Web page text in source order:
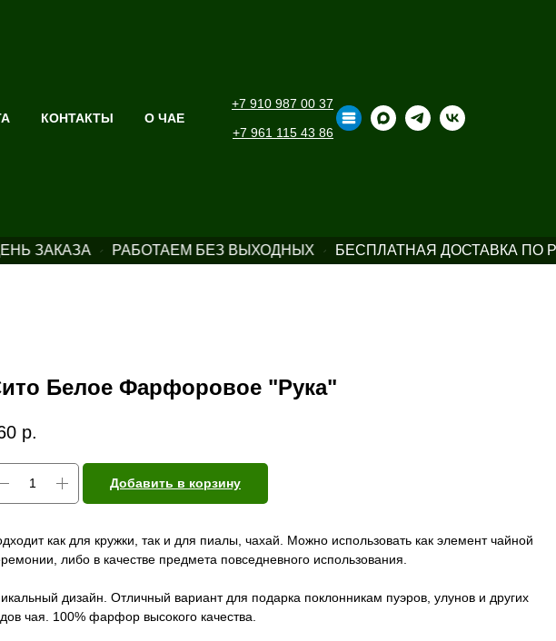
КОНТАКТЫ О ЧАЕ
+7 910 987 00 37
+7 961 115 43 86
ЗАКАЗА РАБОТАЕМ БЕЗ ВЫХОДНЫХ БЕСПЛАТНАЯ ДОСТАВКА ПО
Белое Фарфоровое "Рука"
р.
Добавить в корзину
как для кружки, так и для пиалы, чахай. Можно использовать как элемент чайной
либо в качестве предмета повседневного использования.
дизайн. Отличный вариант для подарка поклонникам пуэров, улунов и других
чая. 100% фарфор высокого качества.